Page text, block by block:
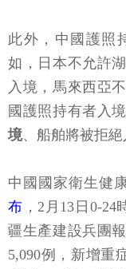
此外，中國護照
如，日本不允許
入境，馬來西亞
國護照持有者入境
境、船舶將被拒絕
中國國家衛生健
布 ，2月13日0-
疆生產建設兵團
5,090例，新增重